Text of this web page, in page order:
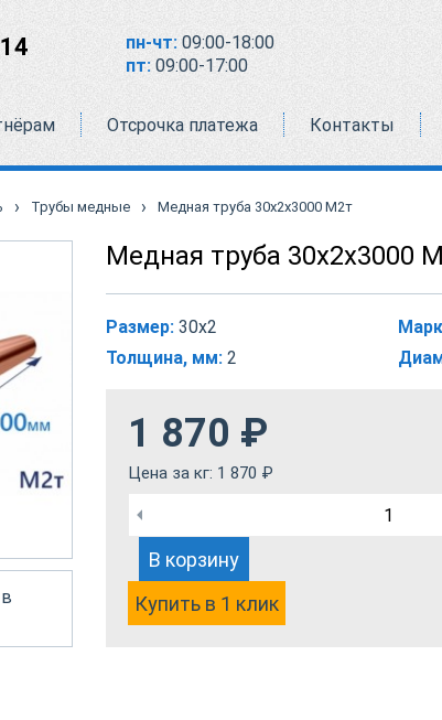
пн-чт: 09:00-18:00
пт: 09:00-17:00
Отсрочка платежа Контакты
› Трубы медные › Медная труба 30х2х3000 М2т
Медная труба 30х2х3000
Размер: 30х2
Толщина, мм: 2
1 870 ₽
Цена за кг: 1 870 ₽
В корзину
Купить в 1 клик